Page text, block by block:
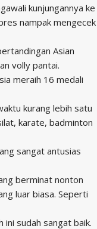
kunjungannya ke
nampak mengecek
Asian
volly pantai.
meraih 16 medali
kurang lebih satu
karate, badminton
sangat antusias
berminat nonton
luar biasa. Seperti
ini sudah sangat baik.